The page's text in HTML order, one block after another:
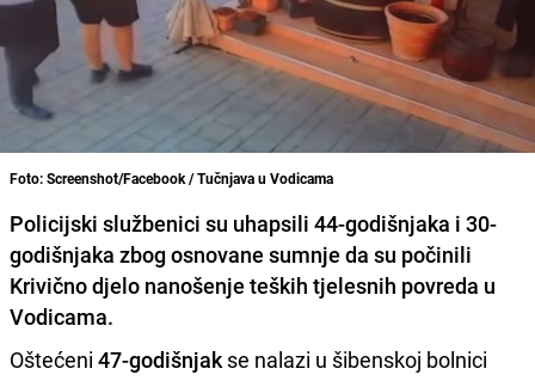
Foto: Screenshot/Facebook / Tučnjava u Vodicama
Policijski službenici su uhapsili 44-godišnjaka i 30-
godišnjaka zbog osnovane sumnje da su počinili
Krivično djelo nanošenje teških tjelesnih povreda u
Vodicama.
Oštećeni 47-godišnjak se nalazi u šibenskoj bolnici